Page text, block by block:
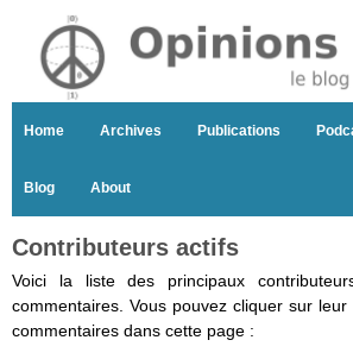
Home Archives Publications
Blog About
Contributeurs actifs
Voici la liste des principaux
commentaires. Vous pouvez cliquer sur
commentaires dans cette page :